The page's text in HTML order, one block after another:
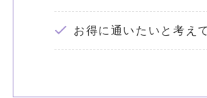
お得に通いたいと考え